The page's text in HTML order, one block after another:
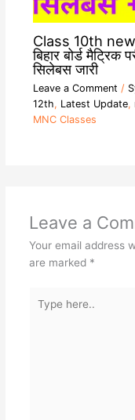
Class 10th
बिहार बोर्ड मैट्रिक
सिलेबस जारी
Leave a Comment /
12th, Latest Update,
MNC Classes
Leave a
Your email address
are marked *
here..